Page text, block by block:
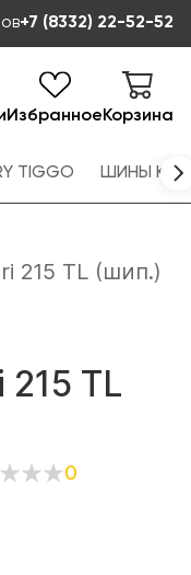
+7 (8332) 22-52-52
ИзбранноеКорзина
TIGGO ШИНЫ
215 TL (шип.)
TL
0